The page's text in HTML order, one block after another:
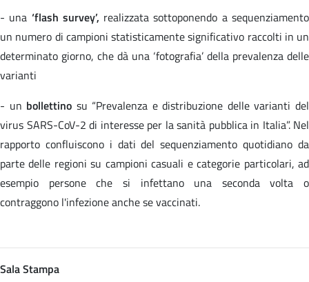
- una ‘flash survey’, realizzata sottoponendo a sequenziamento
un numero di campioni statisticamente significativo raccolti in un
determinato giorno, che dà una ‘fotografia’ della prevalenza delle
varianti
- un bollettino su “Prevalenza e distribuzione delle varianti del
virus SARS-CoV-2 di interesse per la sanità pubblica in Italia”. Nel
rapporto confluiscono i dati del sequenziamento quotidiano da
parte delle regioni su campioni casuali e categorie particolari, ad
esempio persone che si infettano una seconda volta o
contraggono l'infezione anche se vaccinati.
Sala Stampa